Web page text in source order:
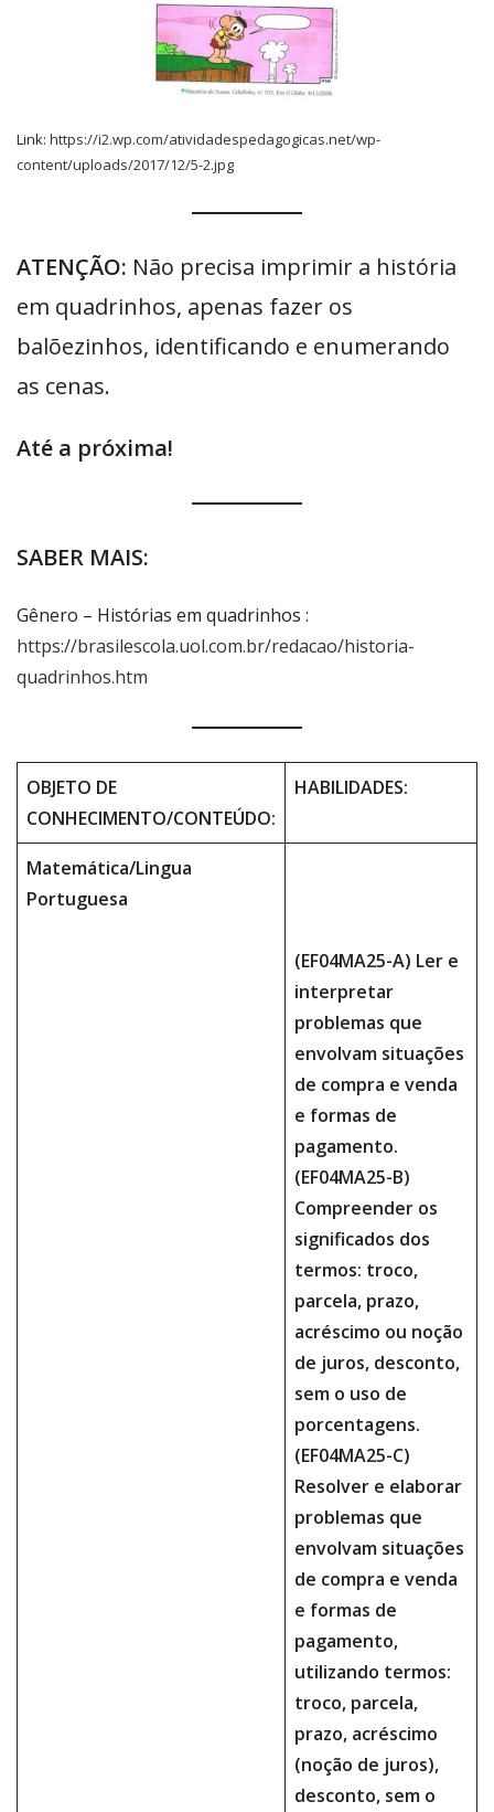
Link: https://i2.wp.com/atividadespedagogicas.net/wp-
content/uploads/2017/12/5-2.jpg
ATENÇÃO: Não precisa imprimir a história
em quadrinhos, apenas fazer os
balõezinhos, identificando e enumerando
as cenas.
Até a próxima!
SABER MAIS:
Gênero – Histórias em quadrinhos :
https://brasilescola.uol.com.br/redacao/historia-
quadrinhos.htm
OBJETO DE
CONHECIMENTO/CONTEÚDO:
HABILIDADES:
Matemática/Lingua
Portuguesa
(EF04MA25-A) Ler e
interpretar
problemas que
envolvam situações
de compra e venda
e formas de
pagamento.
(EF04MA25-B)
Compreender os
significados dos
termos: troco,
parcela, prazo,
acréscimo ou noção
de juros, desconto,
sem o uso de
porcentagens.
(EF04MA25-C)
Resolver e elaborar
problemas que
envolvam situações
de compra e venda
e formas de
pagamento,
utilizando termos:
troco, parcela,
prazo, acréscimo
(noção de juros),
desconto, sem o